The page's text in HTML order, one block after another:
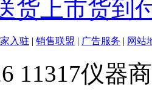
货上市货到
入驻 | 销售联盟 | 广告服务 | 网站
11317仪器